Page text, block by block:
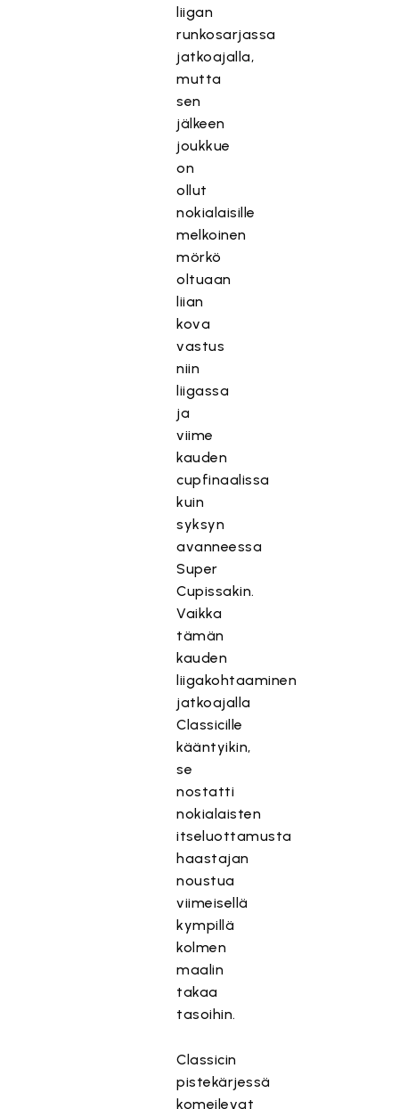
liigan
runkosarjassa
jatkoajalla,
mutta
sen
jälkeen
joukkue
on
ollut
nokialaisille
melkoinen
mörkö
oltuaan
liian
kova
vastus
niin
liigassa
ja
viime
kauden
cupfinaalissa
kuin
syksyn
avanneessa
Super
Cupissakin.
Vaikka
tämän
kauden
liigakohtaaminen
jatkoajalla
Classicille
kääntyikin,
se
nostatti
nokialaisten
itseluottamusta
haastajan
noustua
viimeisellä
kympillä
kolmen
maalin
takaa
tasoihin.
Classicin
pistekärjessä
komeilevat